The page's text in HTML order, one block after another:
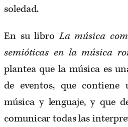
soledad.
En su libroLa música
semióticas en la música
plantea que la música es
de eventos, que contiene
música y lenguaje, y que
comunicar todas las